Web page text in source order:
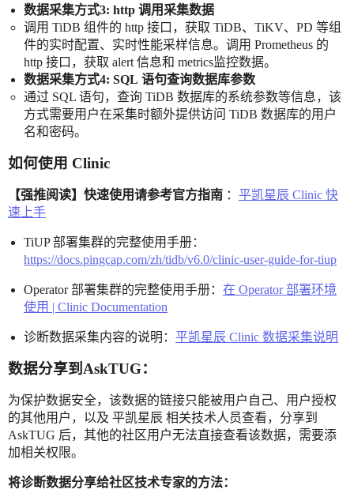
数据采集方式3: http 调用采集数据
调用 TiDB 组件的 http 接口，获取 TiDB、TiKV、PD 等组
件的实时配置、实时性能采样信息。调用 Prometheus 的
http 接口，获取 alert 信息和 metrics监控数据。
数据采集方式4: SQL 语句查询数据库参数
通过 SQL 语句，查询 TiDB 数据库的系统参数等信息，该
方式需要用户在采集时额外提供访问 TiDB 数据库的用户
名和密码。
如何使用 Clinic
【强推阅读】快速使用请参考官方指南 ： 平凯星辰 Clinic 快
速上手
TiUP 部署集群的完整使用手册：
https://docs.pingcap.com/zh/tidb/v6.0/clinic-user-guide-for-tiup
Operator 部署集群的完整使用手册： 在 Operator 部署环境
使用 | Clinic Documentation
诊断数据采集内容的说明： 平凯星辰 Clinic 数据采集说明
数据分享到AskTUG：
为保护数据安全，该数据的链接只能被用户自己、用户授权
的其他用户，以及 平凯星辰 相关技术人员查看，分享到
AskTUG 后，其他的社区用户无法直接查看该数据，需要添
加相关权限。
将诊断数据分享给社区技术专家的方法：